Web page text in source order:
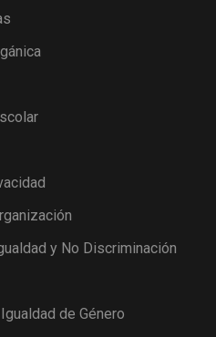
y No Discriminación
de Género